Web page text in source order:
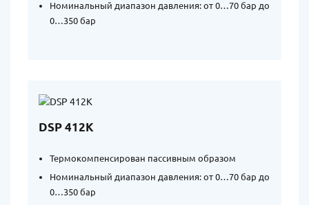
Номинальный диапазон давления: от 0…70 бар до
0…350 бар
DSP 412K
Термокомпенсирован пассивным образом
Номинальный диапазон давления: от 0…70 бар до
0…350 бар